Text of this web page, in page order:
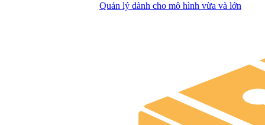
Quản lý dành cho mô hình vừa và lớn